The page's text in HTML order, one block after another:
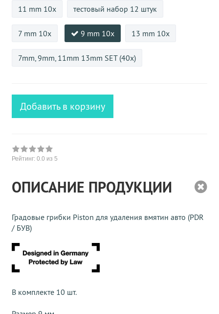
11 mm 10x тестовый набор 12 штук
7 mm 10x 9 mm 10x 13 mm 10x
7mm, 9mm, 11mm 13mm SET (40x)
Добавить в корзину
Рейтинг: 0.0 из 5
ОПИСАНИЕ ПРОДУКЦИИ
Градовые грибки Piston для удаления вмятин авто (PDR
/ БУВ)
В комплекте 10 шт.